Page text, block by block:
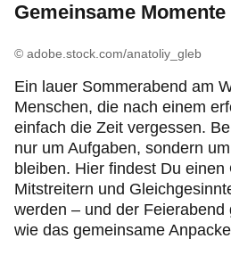
Gemeinsame Momente
© adobe.stock.com/anatoliy_gleb
Ein lauer Sommerabend am
Menschen, die nach einem
einfach die Zeit vergessen.
nur um Aufgaben, sondern
bleiben. Hier findest Du
Mitstreitern und
werden – und der Feierabend
wie das gemeinsame